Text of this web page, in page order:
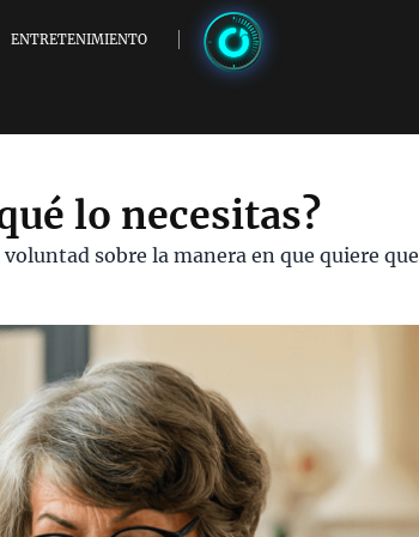
ENTRETENIMIENTO
lo necesitas?
sobre la manera en que quiere que